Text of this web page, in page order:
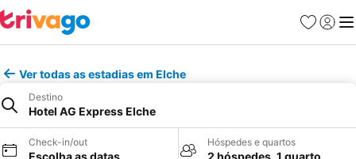
Favoritos
Iniciar
Ver todas as estadias em Elche
Destino
Hotel AG Express Elche
Check-in/out
Escolha as datas
Hóspedes e quartos
2 hóspedes, 1 quarto.